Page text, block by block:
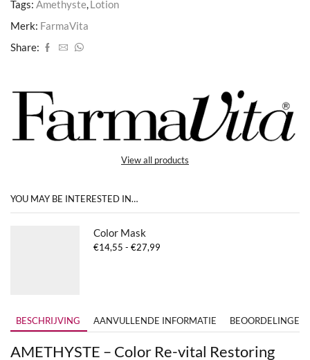
Tags: Amethyste,Lotion
Merk: FarmaVita
Share:
View all products
YOU MAY BE INTERESTED IN…
Color Mask
€14,55 - €27,99
BESCHRIJVING AANVULLENDE INFORMATIE BEOORDELINGEN
AMETHYSTE – Color Re-vital Restoring